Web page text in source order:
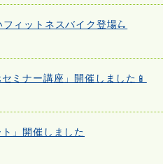
ィットネスバイク登場🛴
ミナー講座」開催しました📱
」開催しました